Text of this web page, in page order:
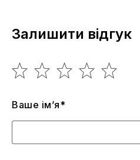
Залишити відгук
Ваше ім’я*